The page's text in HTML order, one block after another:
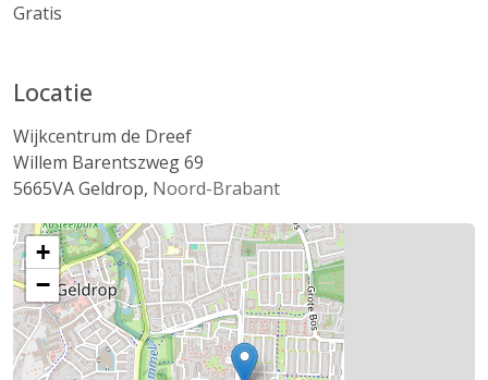
Gratis
Locatie
Wijkcentrum de Dreef
Willem Barentszweg 69
5665VAGeldrop, Noord-Brabant
+
−